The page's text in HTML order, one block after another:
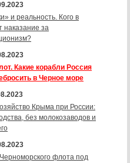
и реальность. Кого в
наказание за
Какие корабли Россия
в Черное море
Крыма при России:
без молокозаводов и
флота под